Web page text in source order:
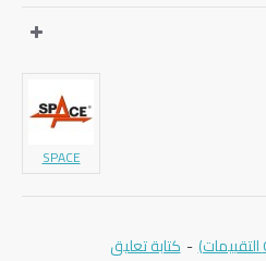
SPACE
- كتابة تعليق